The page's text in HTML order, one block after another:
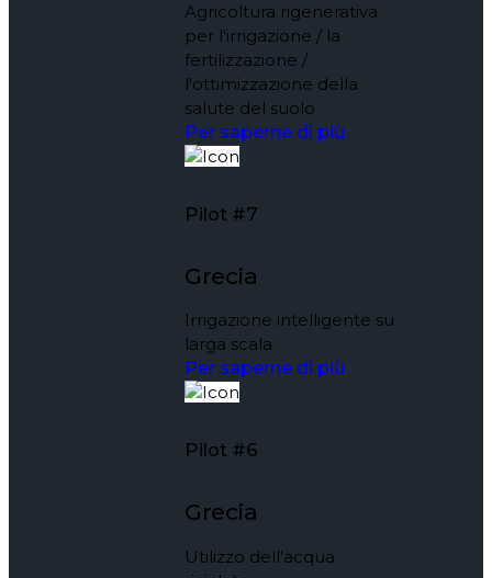
Agricoltura rigenerativa
per l'irrigazione / la
fertilizzazione /
l'ottimizzazione della
salute del suolo
Per saperne di più
Pilot #7
Grecia
Irrigazione intelligente su
larga scala
Per saperne di più
Pilot #6
Grecia
Utilizzo dell'acqua